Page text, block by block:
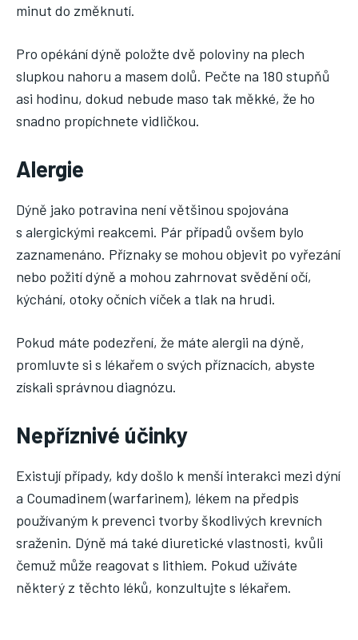
minut do změknutí.
Pro opékání dýně položte dvě poloviny na plech
slupkou nahoru a masem dolů. Pečte na 180 stupňů
asi hodinu, dokud nebude maso tak měkké, že ho
snadno propíchnete vidličkou.
Alergie
Dýně jako potravina není většinou spojována
s alergickými reakcemi. Pár případů ovšem bylo
zaznamenáno. Příznaky se mohou objevit po vyřezání
nebo požití dýně a mohou zahrnovat svědění očí,
kýchání, otoky očních víček a tlak na hrudi.
Pokud máte podezření, že máte alergii na dýně,
promluvte si s lékařem o svých příznacích, abyste
získali správnou diagnózu.
Nepříznivé účinky
Existují případy, kdy došlo k menší interakci mezi dýní
a Coumadinem (warfarinem), lékem na předpis
používaným k prevenci tvorby škodlivých krevních
sraženin. Dýně má také diuretické vlastnosti, kvůli
čemuž může reagovat s lithiem. Pokud užíváte
některý z těchto léků, konzultujte s lékařem.